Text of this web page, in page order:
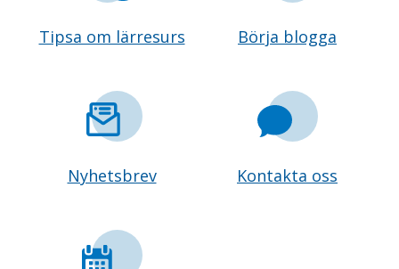
Tipsa om lärresurs Börja blogga
Nyhetsbrev Kontakta oss